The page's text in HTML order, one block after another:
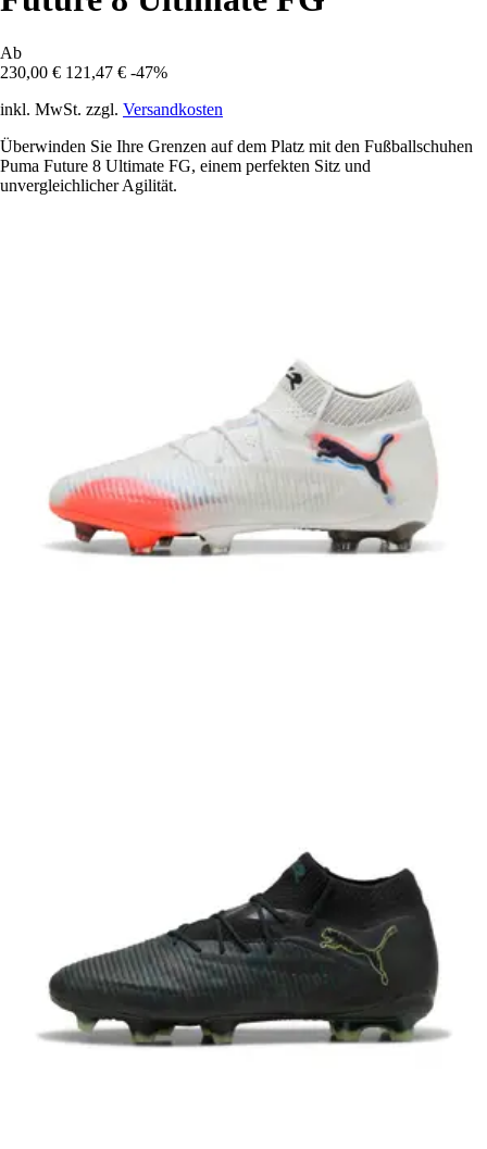
Ab
230,00 € 121,47 € -47%
inkl. MwSt. zzgl. Versandkosten
Überwinden Sie Ihre Grenzen auf dem Platz mit den Fußballschuhen
Puma Future 8 Ultimate FG, einem perfekten Sitz und
unvergleichlicher Agilität.